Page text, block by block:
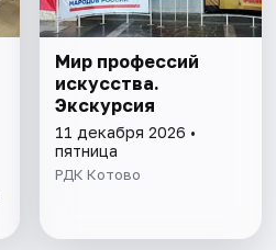
Мир профессий
искусства.
Экскурсия
11 декабря 2026 •
пятница
РДК Котово